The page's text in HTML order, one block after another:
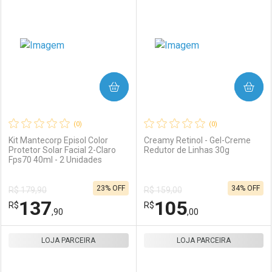
Comprar sem Desconto
Por R$ 56,90/cada
Comprar sem Desconto
Por R$ 56,90/cada
Comprar sem Desconto
Por R$ 57,90/cada
Comprar sem Desconto
Por R$ 57,90/cada
(0)
Kit Mantecorp Episol Color
Protetor Solar Facial 2-Claro
Fps70 40ml - 2 Unidades
R$ 179,90
R$137,90
23% OFF
COMPRAR
(0)
Creamy Retinol - Gel-Creme
Redutor de Linhas 30g
R$ 159,00
R$105,00
34% OFF
COMPRAR
LOJA PARCEIRA LOJA PARCEIRA